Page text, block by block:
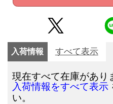
入荷情報 すべて表示
現在すべて在庫があり
入荷情報をすべて表示
い。